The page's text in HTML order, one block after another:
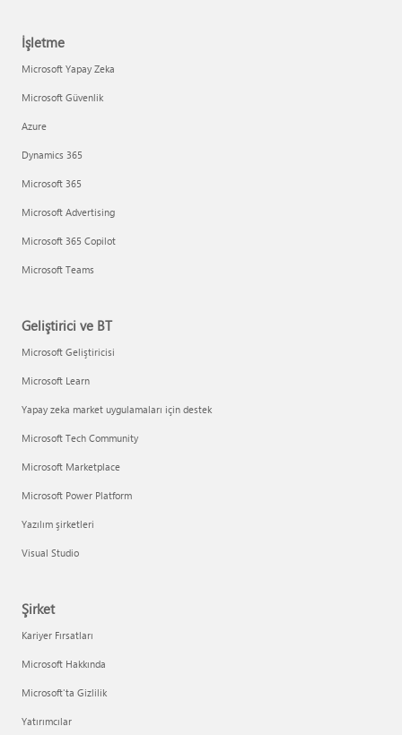
İşletme
Microsoft Yapay Zeka
Microsoft Güvenlik
Azure
Dynamics 365
Microsoft 365
Microsoft Advertising
Microsoft 365 Copilot
Microsoft Teams
Geliştirici ve BT
Microsoft Geliştiricisi
Microsoft Learn
Yapay zeka market uygulamaları için destek
Microsoft Tech Community
Microsoft Marketplace
Microsoft Power Platform
Yazılım şirketleri
Visual Studio
Şirket
Kariyer Fırsatları
Microsoft Hakkında
Microsoft'ta Gizlilik
Yatırımcılar